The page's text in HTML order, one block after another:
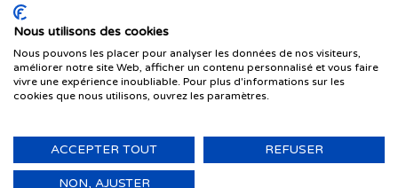
Je publie mon offre
© 1999-2026 IMMIGRER.COM INC. — TOUS DROITS RÉSERVÉS
Nous utilisons des cookies
Nous pouvons les placer pour analyser les données de nos visiteurs,
améliorer notre site Web, afficher un contenu personnalisé et vous faire
vivre une expérience inoubliable. Pour plus d'informations sur les
cookies que nous utilisons, ouvrez les paramètres.
ACCEPTER TOUT REFUSER
NON, AJUSTER